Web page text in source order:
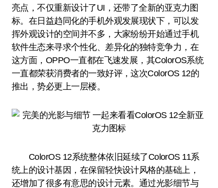
亮点，不仅重新设计了UI，还带了全新的亚克力图
标。在日益趋同化的手机外观发展现状下，可以发
挥外观设计的空间并不多，大家纷纷开始通过手机
软件生态来寻求个性化、差异化的独特竞争力，在
这方面，OPPO一直都在飞速发展，其ColorOS系统
一直都荣获消费者的一致好评，这次ColorOS 12的
推出，势必更上一层楼。
ColorOS 12系统整体依旧延续了ColorOS 11系
统上的设计基因，在保留轻快设计风格的基础上，
还增加了很多有意思的设计元素。通过光影细节与